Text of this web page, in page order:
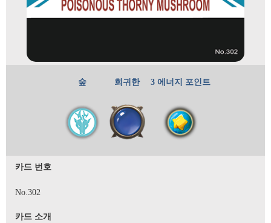
숲 희귀한 3 에너지 포인트
카드 번호
No.302
카드 소개